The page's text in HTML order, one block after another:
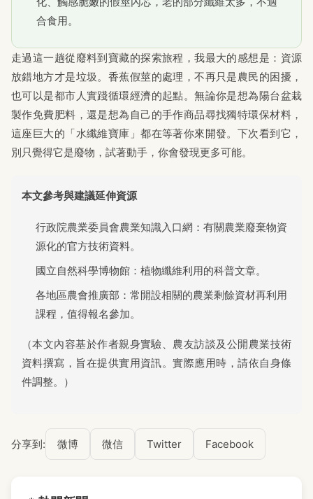
合食用。
走過這一趟從廢料到寶藏的探索旅程，我最大的感想是：資源
放錯地方才是垃圾。香蕉假莖的處理，不再只是農民的困擾，
也可以是都市人實踐循環經濟的起點。無論你是想為陽台盆栽
製作免費肥料，還是想為自己的手作商品尋找獨特環保材料，
這座巨大的「水纖維寶庫」都在等著你來開發。下次看到它，
別只覺得它是廢物，試著動手，你會發現更多可能。
本文參考與建議延伸資源
行政院農業委員會農業知識入口網：有關農業廢棄物資
源化的官方技術資料。
國立自然科學博物館：植物纖維利用的科普文章。
各地區農會推廣部：常開設相關的農業剩餘資材再利用
課程，值得報名參加。
（本文內容基於作者親身實驗、農友訪談及公開農業技術
資料撰寫，旨在提供實用資訊。實際應用時，請依自身條
件調整。）
分享到: 微博 微信 Twitter Facebook